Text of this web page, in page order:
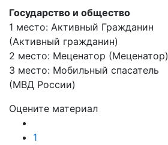
Государство и общество
1 место: Активный Гражданин
(Активный гражданин)
2 место: Меценатор (Меценатор)
3 место: Мобильный спасатель
(МВД России)
Оцените материал
1